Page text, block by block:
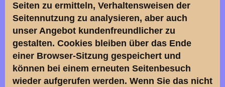
Seiten zu ermitteln, Verhaltensweisen der
Seitennutzung zu analysieren, aber auch
unser Angebot kundenfreundlicher zu
gestalten. Cookies bleiben über das Ende
einer Browser-Sitzung gespeichert und
können bei einem erneuten Seitenbesuch
wieder aufgerufen werden. Wenn Sie das nicht